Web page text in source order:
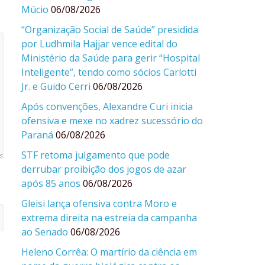
Múcio 06/08/2026
“Organização Social de Saúde” presidida
por Ludhmila Hajjar vence edital do
Ministério da Saúde para gerir “Hospital
Inteligente”, tendo como sócios Carlotti
Jr. e Guido Cerri 06/08/2026
Após convenções, Alexandre Curi inicia
ofensiva e mexe no xadrez sucessório do
Paraná 06/08/2026
STF retoma julgamento que pode
derrubar proibição dos jogos de azar
após 85 anos 06/08/2026
Gleisi lança ofensiva contra Moro e
extrema direita na estreia da campanha
ao Senado 06/08/2026
Heleno Corrêa: O martírio da ciência em